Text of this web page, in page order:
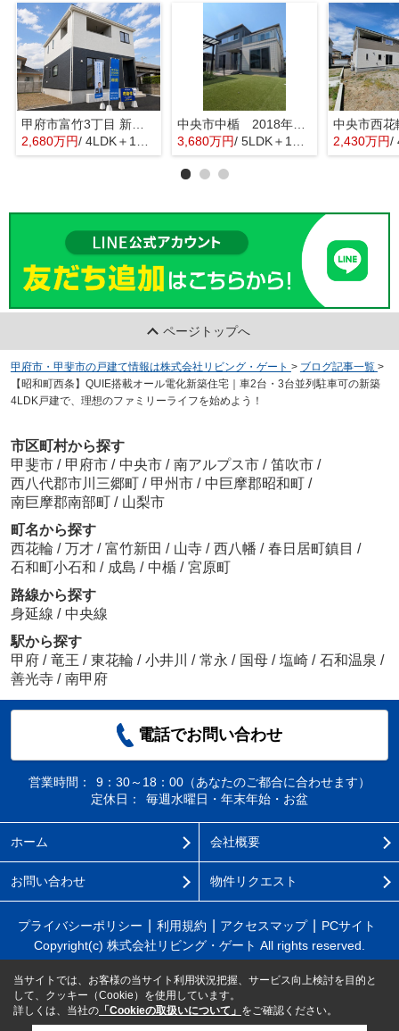
甲府市富竹3丁目 新築全3棟 3号棟 南西道路・車並列3台
2,680万円/ 4LDK＋1S(納戸)
中央市中楯 2018年築中古戸建 セキスイハイム施工 太陽光パネル
3,680万円/ 5LDK＋1S(納戸) 2,430万円/
ページトップへ
甲府市・甲斐市の戸建て情報は株式会社リビング・ゲート > ブログ記事一覧 >
【昭和町西条】QUIE搭載オール電化新築住宅｜車2台・3台並列駐車可の新築
4LDK戸建で、理想のファミリーライフを始めよう！
市区町村から探す
甲斐市 / 甲府市 / 中央市 / 南アルプス市 / 笛吹市 /
西八代郡市川三郷町 / 甲州市 / 中巨摩郡昭和町 /
南巨摩郡南部町 / 山梨市
町名から探す
西花輪 / 万才 / 富竹新田 / 山寺 / 西八幡 / 春日居町鎮目 /
石和町小石和 / 成島 / 中楯 / 宮原町
路線から探す
身延線 / 中央線
駅から探す
甲府 / 竜王 / 東花輪 / 小井川 / 常永 / 国母 / 塩崎 / 石和温泉 /
善光寺 / 南甲府
電話でお問い合わせ
営業時間：
9：30～18：00（あなたのご都合に合わせます）
定休日：
毎週水曜日・年末年始・お盆
ホーム 会社概要
お問い合わせ 物件リクエスト
プライバシーポリシー 利用規約 アクセスマップ
PCサイト
Copyright(c) 株式会社リビング・ゲート All rights reserved.
当サイトでは、お客様の当サイト利用状況把握、サービス向上検討を目的と
して、クッキー（Cookie）を使用しています。
詳しくは、当社の 「Cookieの取扱いについて」 をご確認ください。